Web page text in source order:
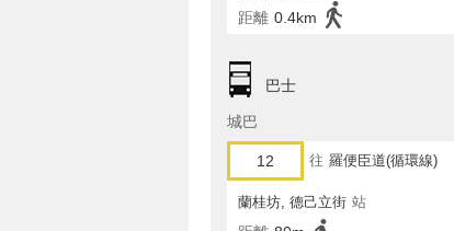
距離 0.4km
巴士
城巴
12 往 羅便臣道(循環線)
蘭桂坊, 德己立街 站